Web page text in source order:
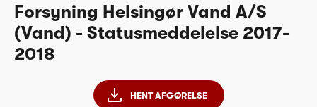
Forsyning Helsingør Vand A/S
(Vand) - Statusmeddelelse 2017-
2018
HENT AFGØRELSE